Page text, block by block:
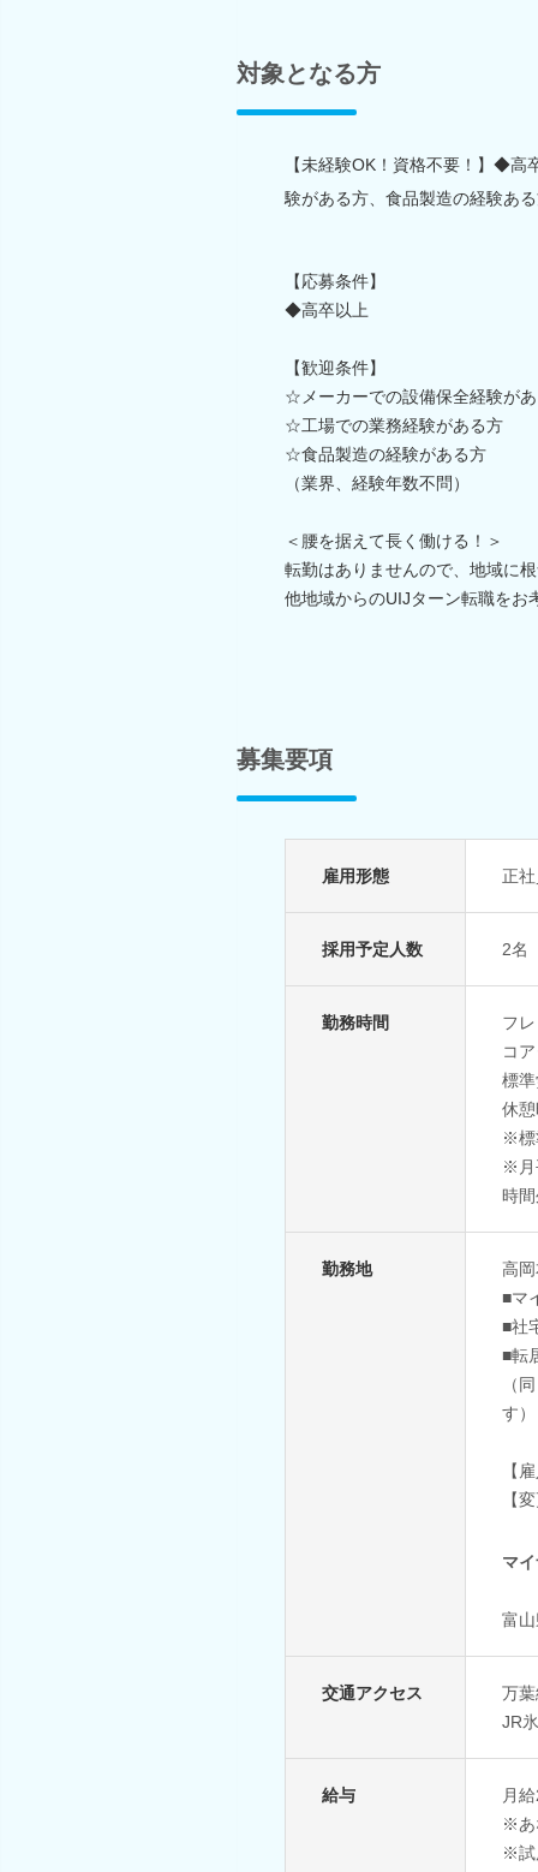
対象となる方
【未経験OK！資格不要！】◆
験がある方、食品製造の経験あ
【応募条件】
◆高卒以上
【歓迎条件】
☆メーカーでの設備保全経験が
☆工場での業務経験がある方
☆食品製造の経験がある方
（業界、経験年数不問）
＜腰を据えて長く働ける！＞
転勤はありませんので、地域に
他地域からのUIJターン転職をお
募集要項
雇用形態 正
採用予定人数 2名
勤務時間
フ
コ
標
休
※標
※月
時
勤務地
高
■マ
■社
■転
（
す）
【
【
マ
富
交通アクセス
万
JR
給与
月
※あ
※試